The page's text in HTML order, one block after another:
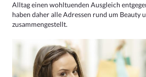
Alltag einen wohltuenden Ausgleich
haben daher alle Adressen rund um Beauty
zusammengestellt.